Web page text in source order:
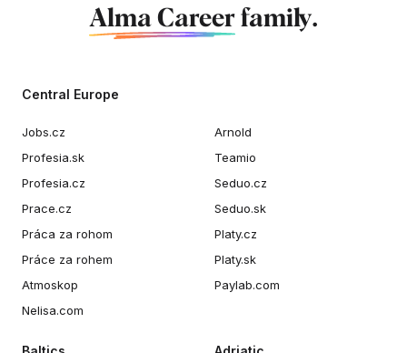
Alma Career family.
Central Europe
Jobs.cz
Profesia.sk
Profesia.cz
Prace.cz
Práca za rohom
Práce za rohem
Atmoskop
Nelisa.com
Arnold
Teamio
Seduo.cz
Seduo.sk
Platy.cz
Platy.sk
Paylab.com